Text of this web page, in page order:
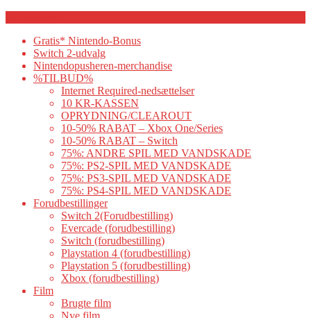
Gratis* Nintendo-Bonus
Switch 2-udvalg
Nintendopusheren-merchandise
%TILBUD%
Internet Required-nedsættelser
10 KR-KASSEN
OPRYDNING/CLEAROUT
10-50% RABAT – Xbox One/Series
10-50% RABAT – Switch
75%: ANDRE SPIL MED VANDSKADE
75%: PS2-SPIL MED VANDSKADE
75%: PS3-SPIL MED VANDSKADE
75%: PS4-SPIL MED VANDSKADE
Forudbestillinger
Switch 2(Forudbestilling)
Evercade (forudbestilling)
Switch (forudbestilling)
Playstation 4 (forudbestilling)
Playstation 5 (forudbestilling)
Xbox (forudbestilling)
Film
Brugte film